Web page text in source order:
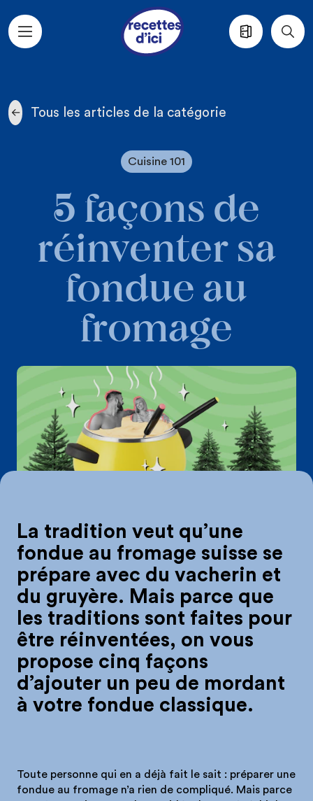
Aller au contenu principal
Tous les articles de la catégorie
Cuisine 101
5 façons de
réinventer sa
fondue au
fromage
5 façons de
La tradition veut qu’une
fondue au fromage suisse se
prépare avec du vacherin et
du gruyère. Mais parce que
les traditions sont faites pour
être réinventées, on vous
propose cinq façons
d’ajouter un peu de mordant
à votre fondue classique.
Toute personne qui en a déjà fait le sait : préparer une
fondue au fromage n’a rien de compliqué. Mais parce